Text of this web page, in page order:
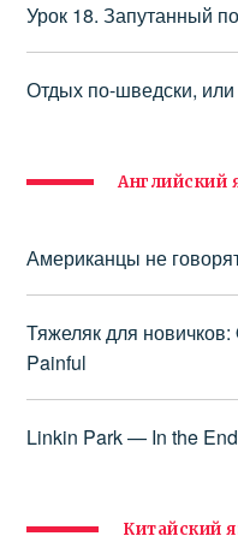
Урок 18. Запутанный
Отдых по-шведски,
Английский
Американцы не
Тяжеляк для
Painful
Linkin Park — In the End
Китайский